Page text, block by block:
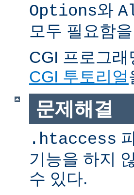
Options와
모두 필요함
CGI 프로그
CGI 투토리얼
문제해결
.htaccess
기능을 하지
수 있다.